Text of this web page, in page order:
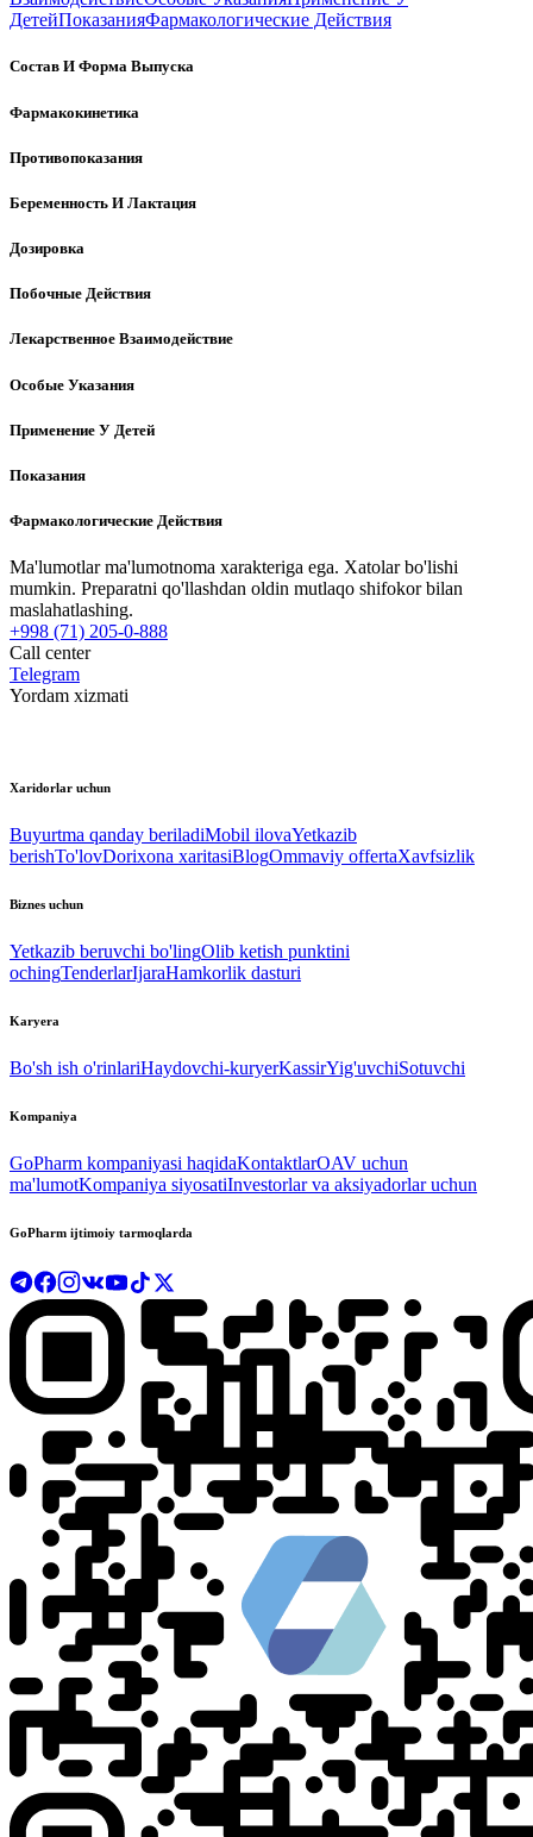
ДетейПоказанияФармакологические Действия
Состав И Форма Выпуска
Фармакокинетика
Противопоказания
Беременность И Лактация
Дозировка
Побочные Действия
Лекарственное Взаимодействие
Особые Указания
Применение У Детей
Показания
Фармакологические Действия
Ma'lumotlar ma'lumotnoma xarakteriga ega. Xatolar bo'lishi
mumkin. Preparatni qo'llashdan oldin mutlaqo shifokor bilan
maslahatlashing.
+998 (71) 205-0-888
Call center
Telegram
Yordam xizmati
Xaridorlar uchun
Buyurtma qanday beriladiMobil ilovaYetkazib
berishTo'lovDorixona xaritasiBlogOmmaviy offertaXavfsizlik
Biznes uchun
Yetkazib beruvchi bo'lingOlib ketish punktini
ochingTenderlarIjaraHamkorlik dasturi
Karyera
Bo'sh ish o'rinlariHaydovchi-kuryerKassirYig'uvchiSotuvchi
Kompaniya
GoPharm kompaniyasi haqidaKontaktlarOAV uchun
ma'lumotKompaniya siyosatiInvestorlar va aksiyadorlar uchun
GoPharm ijtimoiy tarmoqlarda